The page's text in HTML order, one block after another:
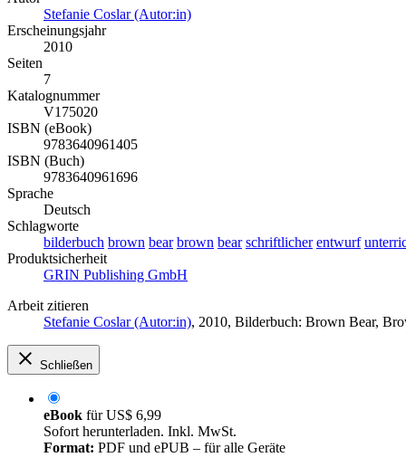
Stefanie Coslar (Autor:in)
Erscheinungsjahr
2010
Seiten
7
Katalognummer
V175020
ISBN (eBook)
9783640961405
ISBN (Buch)
9783640961696
Sprache
Deutsch
Schlagworte
bilderbuch brown bear brown bear schriftlicher entwurf
Produktsicherheit
GRIN Publishing GmbH
Arbeit zitieren
Stefanie Coslar (Autor:in), 2010, Bilderbuch: Brown Bear,
Schließen
eBook fürUS$ 6,99
Sofort herunterladen. Inkl. MwSt.
Format: PDF und ePUB – für alle Geräte